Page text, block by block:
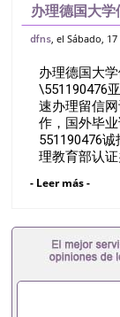
办理德国大
单Q微
查）WSE认
dfns , el Sábado,
办理德国大
\551190476
速办理留信
作，国外毕
551190476
理教育部认
理录取通知
速办理材料
+教育部认
备证明材料
相关材料（
用到）。 注
- Leer más -